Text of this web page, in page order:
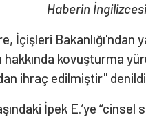
Haberin İngilizcesi
İçişleri Bakanlığı'ndan
hakkında kovuşturma
ihraç edilmiştir"
İpek E.’ye “cinsel